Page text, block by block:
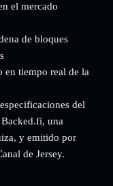
el mercado
de bloques
en tiempo real de la
del
una
y emitido por
de Jersey.